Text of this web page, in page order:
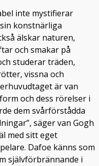
inte mystifierar
konstnärliga
älskar naturen,
och smakar på
studerar träden,
vissna och
är van
och dess rörelser i
dem svårförstådda
säger van Gogh
med sitt eget
Dafoe känns som
självförbrännande i